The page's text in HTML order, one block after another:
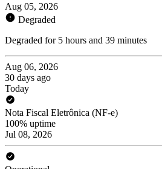
Aug 05, 2026
Degraded
Degraded for 5 hours and 39 minutes
Aug 06, 2026
30 days ago
Today
Nota Fiscal Eletrônica (NF-e)
100% uptime
Jul 08, 2026